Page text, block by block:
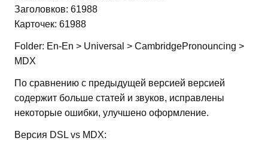
Заголовков: 61988
Карточек: 61988
Folder: En-En > Universal > CambridgePronouncing >
MDX
По сравнению с предыдущей версией версией
содержит больше статей и звуков, исправлены
некоторые ошибки, улучшено оформление.
Версия DSL vs MDX: